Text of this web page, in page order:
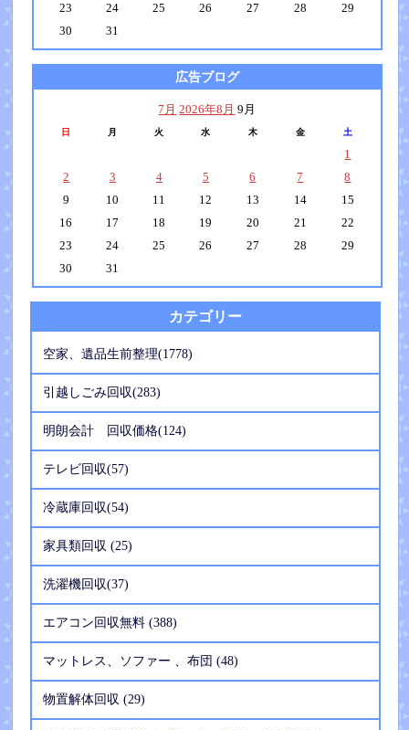
23
24 25 26 27 28
29
30
31
広告ブログ
7月 2026年8月 9月
日 月 火 水 木 金 土
1
2
3 4 5 6 7
8
9
10 11 12 13 14
15
16
17 18 19 20 21
22
23
24 25 26 27 28
29
30
31
カテゴリー
空家、遺品生前整理(1778)
引越しごみ回収(283)
明朗会計 回収価格(124)
テレビ回収(57)
冷蔵庫回収(54)
家具類回収 (25)
洗濯機回収(37)
エアコン回収無料 (388)
マットレス、ソファー 、布団 (48)
物置解体回収 (29)